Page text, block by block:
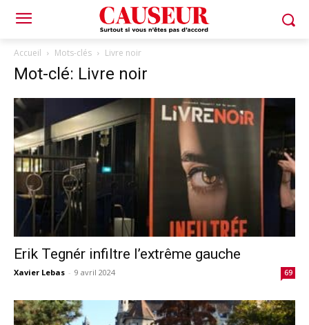
Accueil Mots-clés Livre noir
Mot-clé: Livre noir
Erik Tegnér infiltre l’extrême gauche
Xavier Lebas - 9 avril 2024 69